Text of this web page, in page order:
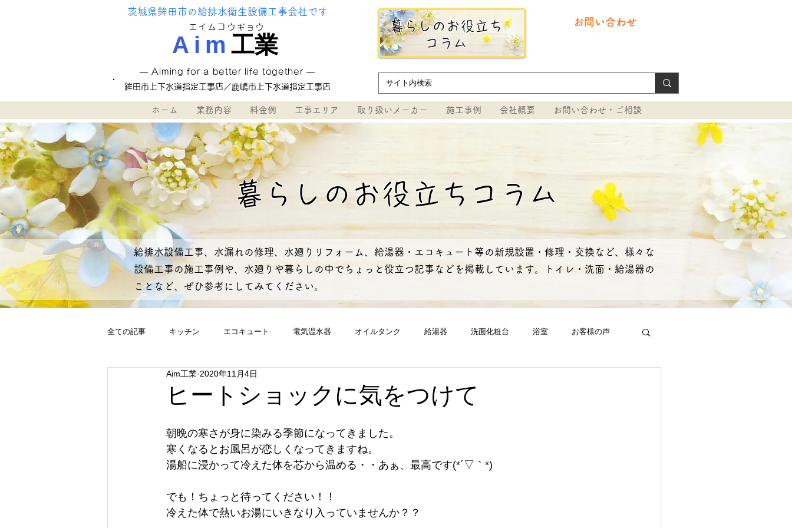
茨城県鉾田市の給排水衛生設備工事会社です
Aim 工業
エイムコウギョウ
―Aiming for a better life together ―
鉾田市上下水道指定工事店／鹿嶋市上下水道指定工事店
暮らしのお役立ち
コラム
​お問い合わせ
ホーム 業務内容 料金例 工事エリア 取り扱いメーカー 施工事例 会社概要 お問い合わせ・ご相談
暮らしのお役立ちコラム
給排水設備工事、水漏れの修理、水廻りリフォーム、給湯器・エコキュート等の新規設置・修理・交換など、様々な
設備工事の施工事例や、水廻りや暮らしの中でちょっと役立つ記事などを掲載しています。トイレ・洗面・給湯器の
ことなど、ぜひ参考にしてみてください。
全ての記事 キッチン エコキュート 電気温水器 オイルタンク 給湯器 洗面化粧台 浴室 お客様の声
修理 水栓 蛇口
瞬間湯沸器
ヒートショックに気をつけて
Aim工業 2020年11月4日
朝晩の寒さが身に染みる季節になってきました。
寒くなるとお風呂が恋しくなってきますね。
湯船に浸かって冷えた体を芯から温める・・あぁ、最高です(*´▽｀*)
でも！ちょっと待ってください！！
冷えた体で熱いお湯にいきなり入っていませんか？？